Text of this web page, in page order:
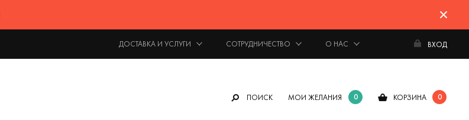
ДОСТАВКА И УСЛУГИ СОТРУДНИЧЕСТВО О НАС ВХОД
ПОИСК МОИ ЖЕЛАНИЯ 0 КОРЗИНА 0